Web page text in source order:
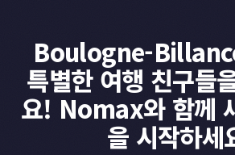
Boulogne-
특별한 여행 친구들
요! Nomax와 함께
을 시작하세